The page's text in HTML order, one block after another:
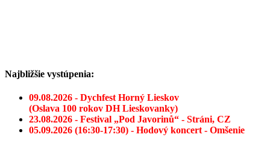
Najbližšie vystúpenia:
09.08.2026 - Dychfest Horný Lieskov
(Oslava 100 rokov DH Lieskovanky)
23.08.2026 - Festival „Pod Javorinů“ - Stráni, CZ
05.09.2026 (16:30-17:30) - Hodový koncert - Omšenie